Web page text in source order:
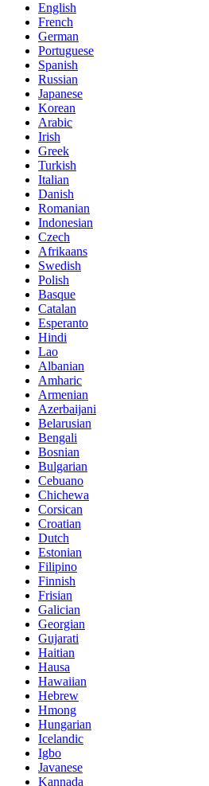
English
French
German
Portuguese
Spanish
Russian
Japanese
Korean
Arabic
Irish
Greek
Turkish
Italian
Danish
Romanian
Indonesian
Czech
Afrikaans
Swedish
Polish
Basque
Catalan
Esperanto
Hindi
Lao
Albanian
Amharic
Armenian
Azerbaijani
Belarusian
Bengali
Bosnian
Bulgarian
Cebuano
Chichewa
Corsican
Croatian
Dutch
Estonian
Filipino
Finnish
Frisian
Galician
Georgian
Gujarati
Haitian
Hausa
Hawaiian
Hebrew
Hmong
Hungarian
Icelandic
Igbo
Javanese
Kannada